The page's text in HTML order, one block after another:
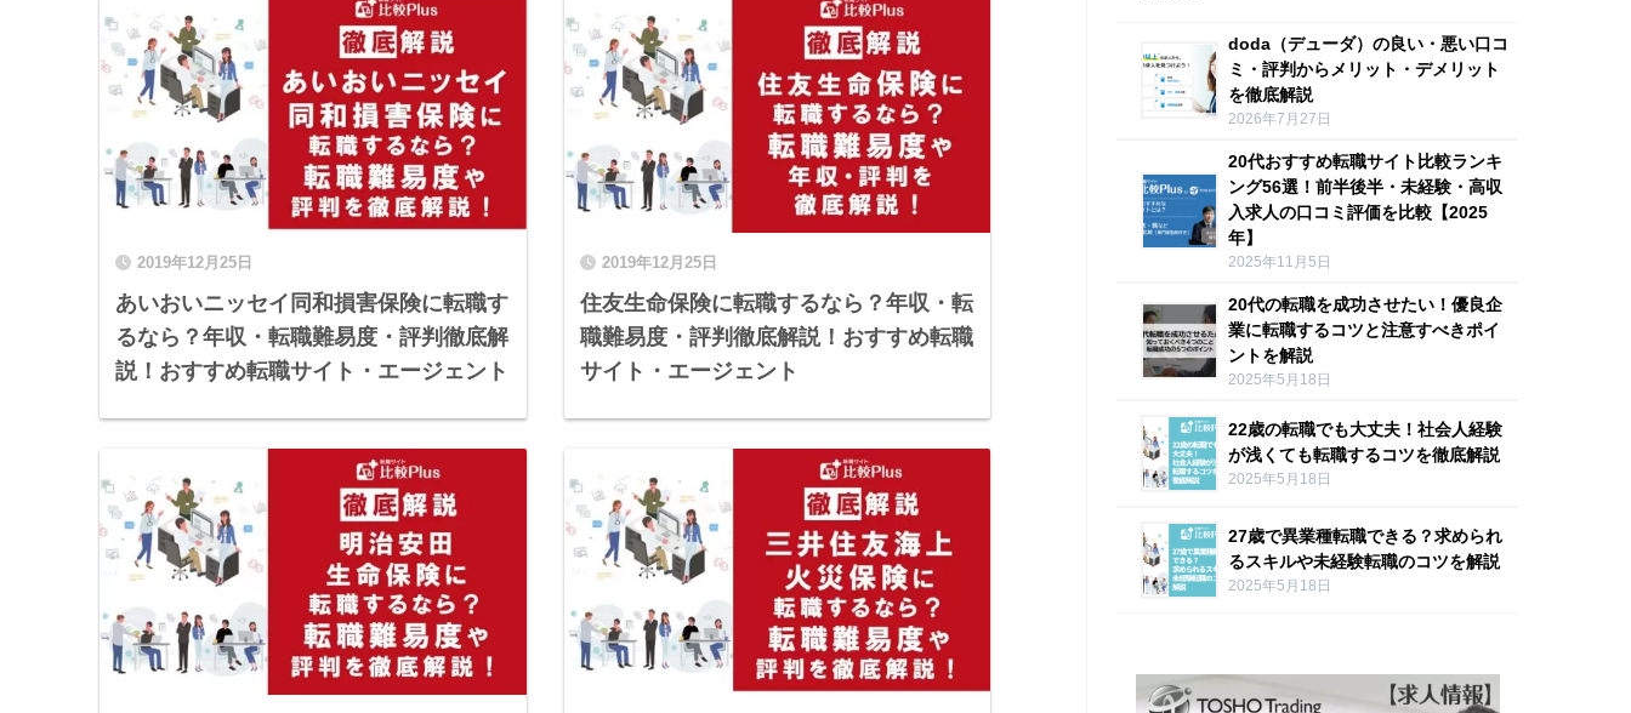
2019年12月25日
あいおいニッセイ同和損害保険に転職す
るなら？年収・転職難易度・評判徹底解
説！おすすめ転職サイト・エージェント
2019年12月25日
住友生命保険に転職するなら？年収・転
職難易度・評判徹底解説！おすすめ転職
サイト・エージェント
doda（デューダ）の良い・悪い口コ
ミ・評判からメリット・デメリット
を徹底解説
2026年7月27日
20代おすすめ転職サイト比較ランキ
ング56選！前半後半・未経験・高収
入求人の口コミ評価を比較【2025
年】
2025年11月5日
20代の転職を成功させたい！優良企
業に転職するコツと注意すべきポイ
ントを解説
2025年5月18日
22歳の転職でも大丈夫！社会人経験
が浅くても転職するコツを徹底解説
2025年5月18日
27歳で異業種転職できる？求められ
るスキルや未経験転職のコツを解説
2025年5月18日